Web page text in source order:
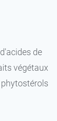
de
végétaux